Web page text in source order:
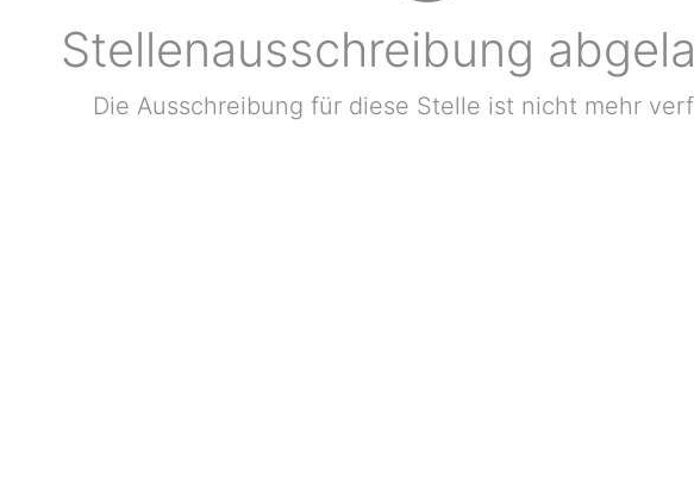
Stellenausschreibung
Die Ausschreibung für diese Stelle ist nicht mehr